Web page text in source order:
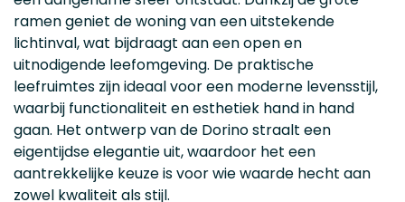
ramen geniet de woning van een uitstekende
lichtinval, wat bijdraagt aan een open en
uitnodigende leefomgeving. De praktische
leefruimtes zijn ideaal voor een moderne levensstijl,
waarbij functionaliteit en esthetiek hand in hand
gaan. Het ontwerp van de Dorino straalt een
eigentijdse elegantie uit, waardoor het een
aantrekkelijke keuze is voor wie waarde hecht aan
zowel kwaliteit als stijl.